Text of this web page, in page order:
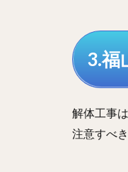
3.福
解体工事
注意すべ